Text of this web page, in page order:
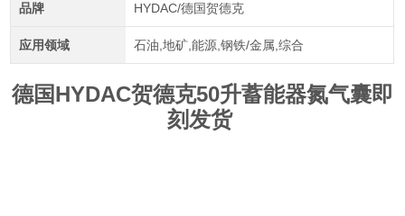
品牌 HYDAC/德国贺德克
应用领域 石油,地矿,能源,钢铁/金属,综合
德国HYDAC贺德克50升蓄能器氮气囊即
刻发货